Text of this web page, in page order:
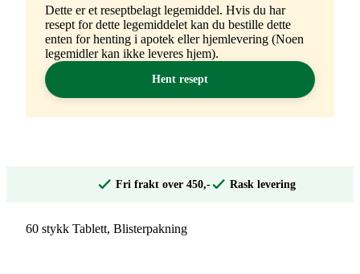
Dette er et reseptbelagt legemiddel. Hvis du har
resept for dette legemiddelet kan du bestille dette
enten for henting i apotek eller hjemlevering (Noen
legemidler kan ikke leveres hjem).
Hent resept
Fri frakt over 450,- Rask levering
60 stykk Tablett, Blisterpakning